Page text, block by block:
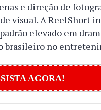
e direção de
visual. A ReelShort
elevado em
brasileiro no
AGORA!